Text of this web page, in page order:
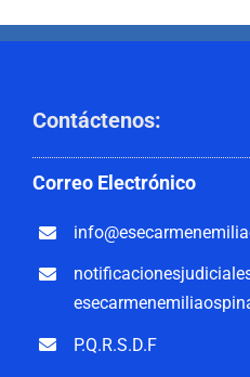
Contáctenos:
Correo Electrónico
P.Q.R.S.D.F